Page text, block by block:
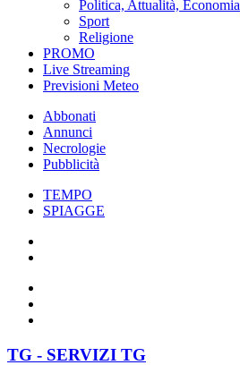
Politica, Attualità, Economia
Sport
Religione
PROMO
Live Streaming
Previsioni Meteo
Abbonati
Annunci
Necrologie
Pubblicità
TEMPO
SPIAGGE
TG - SERVIZI TG